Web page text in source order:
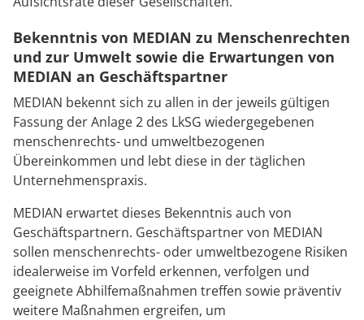
Bekenntnis von MEDIAN zu Menschenrechten
und zur Umwelt sowie die Erwartungen von
MEDIAN an Geschäftspartner
MEDIAN bekennt sich zu allen in der jeweils gültigen
Fassung der Anlage 2 des LkSG wiedergegebenen
menschenrechts- und umweltbezogenen
Übereinkommen und lebt diese in der täglichen
Unternehmenspraxis.
MEDIAN erwartet dieses Bekenntnis auch von
Geschäftspartnern. Geschäftspartner von MEDIAN
sollen menschenrechts- oder umweltbezogene Risiken
idealerweise im Vorfeld erkennen, verfolgen und
geeignete Abhilfemaßnahmen treffen sowie präventiv
weitere Maßnahmen ergreifen, um